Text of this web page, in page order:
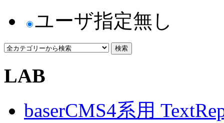
ユーザ指定無し
LAB
baserCMS4系用